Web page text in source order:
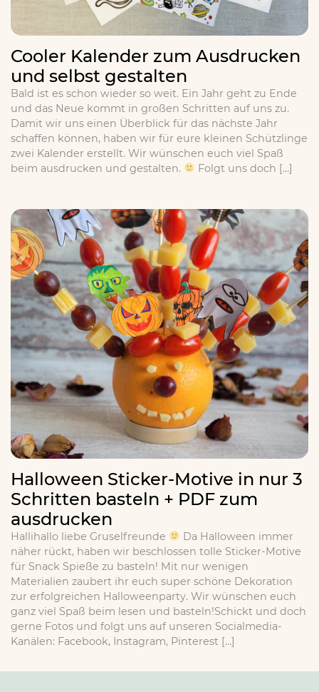
Cooler Kalender zum Ausdrucken
und selbst gestalten
Bald ist es schon wieder so weit. Ein Jahr geht zu Ende
und das Neue kommt in großen Schritten auf uns zu.
Damit wir uns einen Überblick für das nächste Jahr
schaffen können, haben wir für eure kleinen Schützlinge
zwei Kalender erstellt. Wir wünschen euch viel Spaß
beim ausdrucken und gestalten.
Folgt uns doch […]
Halloween Sticker-Motive in nur 3
Schritten basteln + PDF zum
ausdrucken
Hallihallo liebe Gruselfreunde
Da Halloween immer
näher rückt, haben wir beschlossen tolle Sticker-Motive
für Snack Spieße zu basteln! Mit nur wenigen
Materialien zaubert ihr euch super schöne Dekoration
zur erfolgreichen Halloweenparty. Wir wünschen euch
ganz viel Spaß beim lesen und basteln!Schickt und doch
gerne Fotos und folgt uns auf unseren Socialmedia-
Kanälen: Facebook, Instagram, Pinterest […]